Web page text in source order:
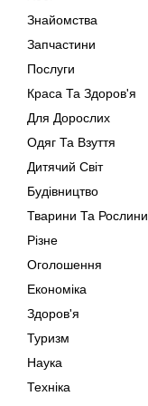
Знайомства
Запчастини
Послуги
Краса Та Здоров'я
Для Дорослих
Одяг Та Взуття
Дитячий Світ
Будівництво
Тварини Та Рослини
Різне
Оголошення
Економіка
Здоров'я
Туризм
Наука
Техніка